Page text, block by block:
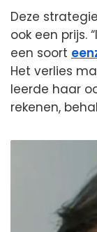
Deze
ook een prijs.
een soort
Het verlies
leerde haar
rekenen,